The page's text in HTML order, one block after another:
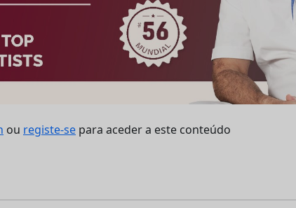
ou registe-se para aceder a este conteúdo